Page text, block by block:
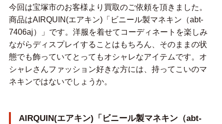
今回は宝塚市のお客様より買取のご依頼を頂きました。
商品はAIRQUIN(エアキン)「ビニール製マネキン（abt-
7406aj）」です。洋服を着せてコーディネートを楽しみ
ながらディスプレイすることはもちろん、そのままの状
態でも飾っていてとってもオシャレなアイテムです。オ
シャレさんファッション好きな方には、持ってこいのマ
ネキンではないでしょうか。
AIRQUIN(エアキン)「ビニール製マネキン（abt-